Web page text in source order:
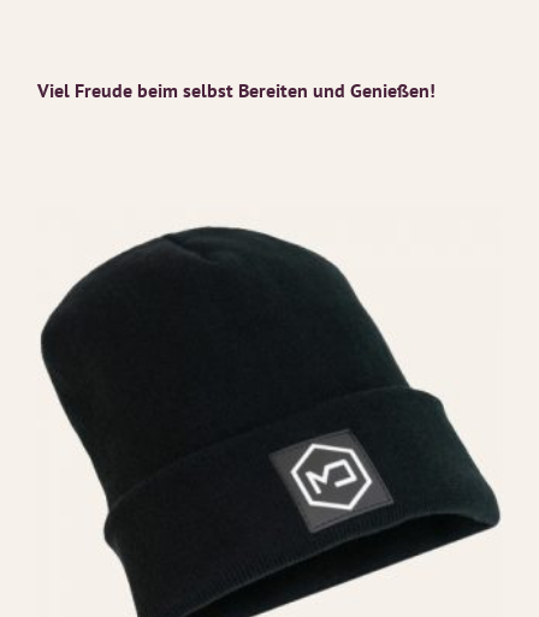
Viel Freude beim selbst Bereiten und Genießen!